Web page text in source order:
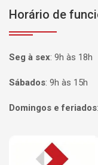
Horário de
Seg à sex: 9h às 18h
Sábados: 9h às 15h
Domingos e feriados:
Página inicial